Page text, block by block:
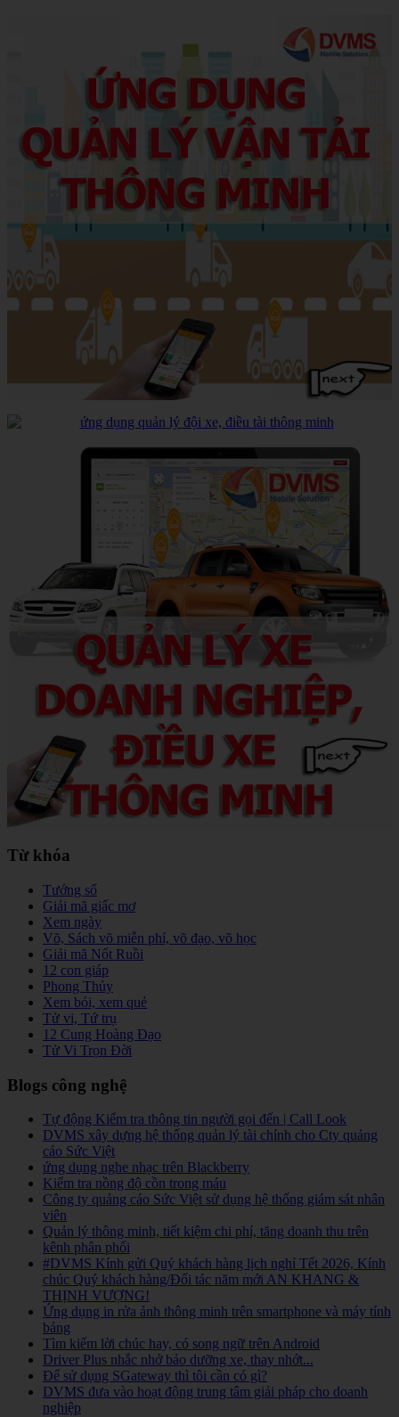
Từ khóa
Tướng số
Giải mã giấc mơ
Xem ngày
Võ, Sách võ miễn phí, võ đạo, võ học
Giải mã Nốt Ruồi
12 con giáp
Phong Thủy
Xem bói, xem quẻ
Tử vi, Tứ trụ
12 Cung Hoàng Đạo
Tử Vi Trọn Đời
Blogs công nghệ
Tự động Kiểm tra thông tin người gọi đến | Call Look
DVMS xây dựng hệ thống quản lý tài chính cho Cty quảng
cáo Sức Việt
ứng dụng nghe nhạc trên Blackberry
Kiểm tra nồng độ cồn trong máu
Công ty quảng cáo Sức Việt sử dụng hệ thống giám sát nhân
viên
Quản lý thông minh, tiết kiệm chi phí, tăng doanh thu trên
kênh phân phối
#DVMS Kính gửi Quý khách hàng lịch nghỉ Tết 2026, Kính
chúc Quý khách hàng/Đối tác năm mới AN KHANG &
THỊNH VƯỢNG!
Ứng dụng in rửa ảnh thông minh trên smartphone và máy tính
bảng
Tìm kiếm lời chúc hay, có song ngữ trên Android
Driver Plus nhắc nhở bảo dưỡng xe, thay nhớt...
Để sử dụng SGateway thì tôi cần có gì?
DVMS đưa vào hoạt động trung tâm giải pháp cho doanh
nghiệp